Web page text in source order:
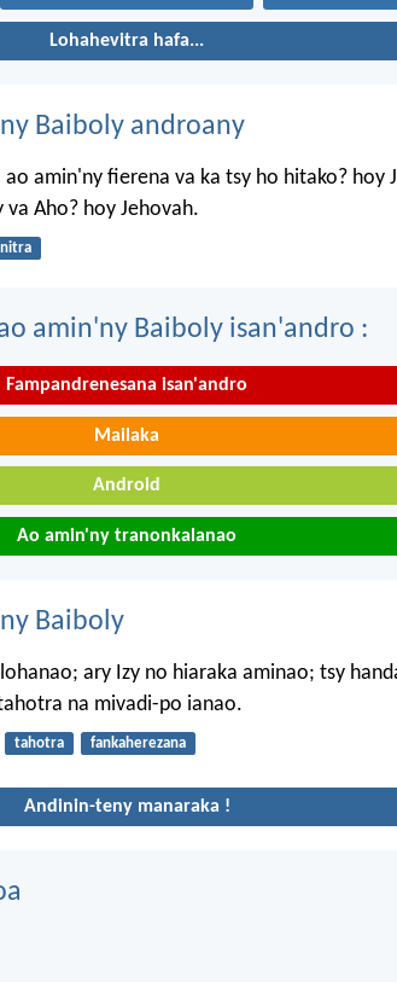
Lohahevitra hafa...
Baiboly androany
amin'ny fierena va ka tsy ho hitako? hoy
Aho? hoy Jehovah.
amin'ny Baiboly isan'andro :
Fampandrenesana isan'andro
Mailaka
Android
Ao amin'ny tranonkalanao
Baiboly
ary Izy no hiaraka aminao; tsy
na mivadi-po ianao.
tahotra fankaherezana
Andinin-teny manaraka !